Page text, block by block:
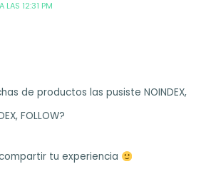
LAS 12:31 PM
de productos las pusiste NOINDEX,
FOLLOW?
tu experiencia